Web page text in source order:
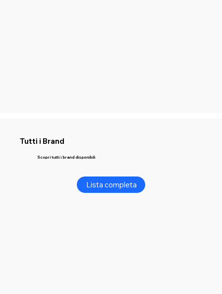
Tutti i Brand
Scopri tutti i brand disponibili
Lista completa